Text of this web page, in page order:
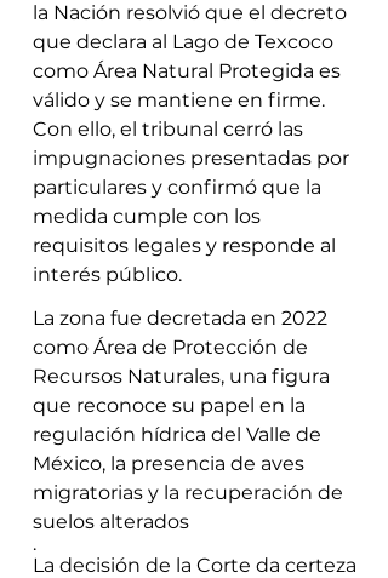
la Nación resolvió que el decreto
que declara al Lago de Texcoco
como Área Natural Protegida es
válido y se mantiene en firme.
Con ello, el tribunal cerró las
impugnaciones presentadas por
particulares y confirmó que la
medida cumple con los
requisitos legales y responde al
interés público.
La zona fue decretada en 2022
como Área de Protección de
Recursos Naturales, una figura
que reconoce su papel en la
regulación hídrica del Valle de
México, la presencia de aves
migratorias y la recuperación de
suelos alterados
.
La decisión de la Corte da certeza